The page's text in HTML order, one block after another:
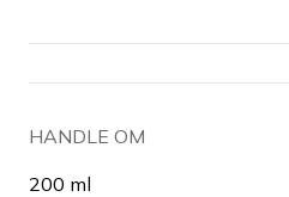
HANDLE OM
200 ml